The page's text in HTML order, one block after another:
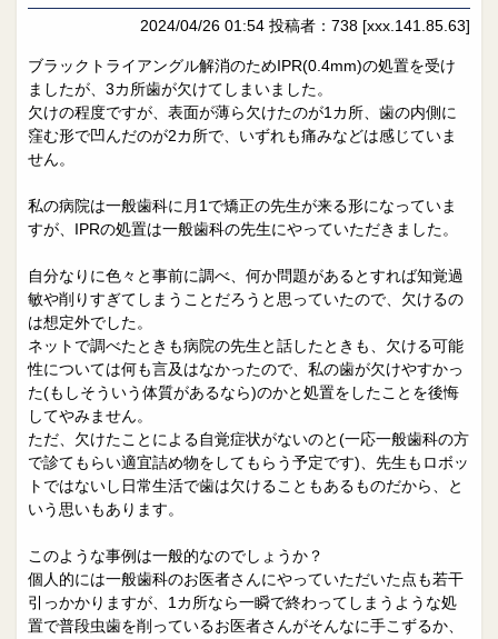
2024/04/26 01:54 投稿者：738 [xxx.141.85.63]
ブラックトライアングル解消のためIPR(0.4mm)の処置を受け
ましたが、3カ所歯が欠けてしまいました。
欠けの程度ですが、表面が薄ら欠けたのが1カ所、歯の内側に
窪む形で凹んだのが2カ所で、いずれも痛みなどは感じていま
せん。
私の病院は一般歯科に月1で矯正の先生が来る形になっていま
すが、IPRの処置は一般歯科の先生にやっていただきました。
自分なりに色々と事前に調べ、何か問題があるとすれば知覚過
敏や削りすぎてしまうことだろうと思っていたので、欠けるの
は想定外でした。
ネットで調べたときも病院の先生と話したときも、欠ける可能
性については何も言及はなかったので、私の歯が欠けやすかっ
た(もしそういう体質があるなら)のかと処置をしたことを後悔
してやみません。
ただ、欠けたことによる自覚症状がないのと(一応一般歯科の方
で診てもらい適宜詰め物をしてもらう予定です)、先生もロボッ
トではないし日常生活で歯は欠けることもあるものだから、と
いう思いもあります。
このような事例は一般的なのでしょうか？
個人的には一般歯科のお医者さんにやっていただいた点も若干
引っかかりますが、1カ所なら一瞬で終わってしまうような処
置で普段虫歯を削っているお医者さんがそんなに手こずるか、